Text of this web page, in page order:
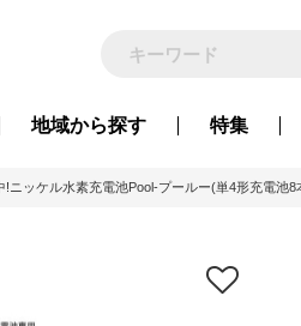
地域から探す 特集
!ニッケル水素充電池Pool-プールー(単4形充電池